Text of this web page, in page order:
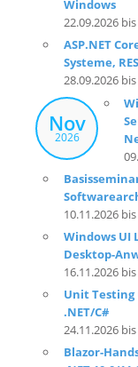
Windows
22.09.2026
ASP.NET
Systeme,
28.09.2026
Nov
2026
10.11.2026
Windows UI
Desktop-
16.11.2026
Unit
.NET/C#
24.11.2026
Blazor-